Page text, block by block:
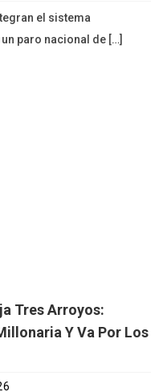
el sistema
paro nacional de […]
Tres Arroyos:
Y Va Por Los